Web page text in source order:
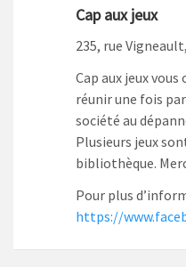
Cap aux jeux
235, rue
Cap aux jeux
réunir une fois
société au
Plusieurs jeux
bibliothèque.
Pour plus
https://